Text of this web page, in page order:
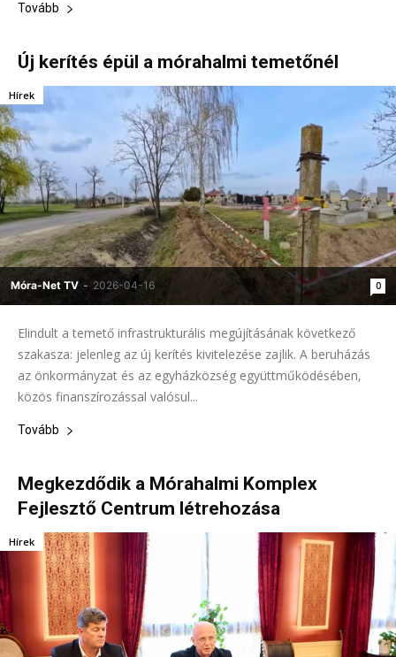
Tovább
Új kerítés épül a mórahalmi temetőnél
Móra-Net TV - 2026-04-16 0
Hírek
Elindult a temető infrastrukturális megújításának következő
szakasza: jelenleg az új kerítés kivitelezése zajlik. A beruházás
az önkormányzat és az egyházközség együttműködésében,
közös finanszírozással valósul...
Tovább
Megkezdődik a Mórahalmi Komplex
Fejlesztő Centrum létrehozása
Hírek